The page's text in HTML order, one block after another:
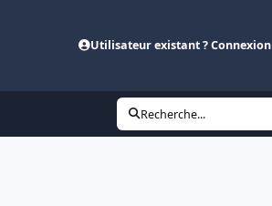
Utilisateur existant ? Connexion
Recherche...